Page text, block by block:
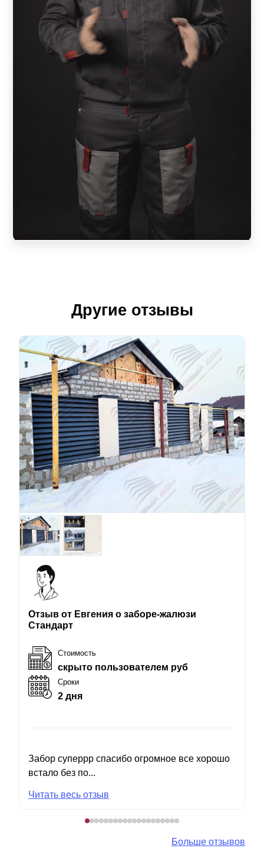
Другие отзывы
Отзыв от Евгения о заборе-жалюзи
Стандарт
Стоимость
скрыто пользователем руб
Сроки
2 дня
Забор суперрр спасибо огромное все хорошо
встало без по...
Читать весь отзыв
Больше отзывов